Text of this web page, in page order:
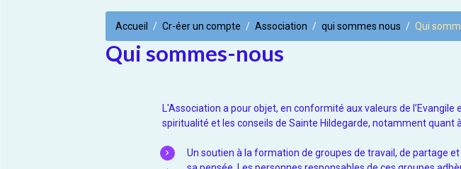
Accueil Cr-éer un compte Association qui sommes nous Qui
Qui sommes-nous
L'Association a pour objet, en conformité aux valeurs de
spiritualité et les conseils de Sainte Hildegarde, notamment quant
Un soutien à la formation de groupes de travail, de partage